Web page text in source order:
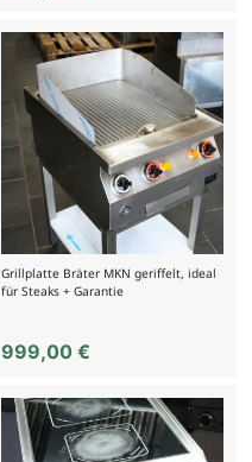
Grillplatte Bräter MKN geriffelt, ideal
für Steaks + Garantie
999,00€